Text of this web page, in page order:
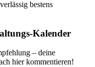
bestens
Kalender
– deine
hier kommentieren!